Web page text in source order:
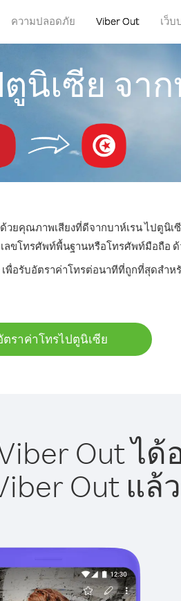
ความปลอดภัย Viber Out เว็บ
นิเซีย จา
ยคุณภาพเสียงที่ดีจากบาห์เรน ไปตูนิเซี
ขโทรศัพท์พื้นฐานหรือโทรศัพท์มือถือ ด้
พื่อรับอัตราค่าโทรต่อนาทีที่ถูกที่สุดสำห
ตราค่าโทรไปตูนิเซีย
Out ได้
Out แ